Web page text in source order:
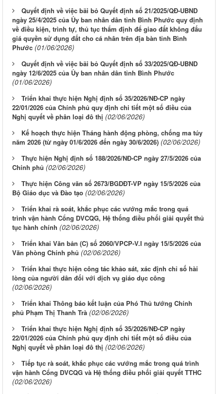
Quyết định về việc bãi bỏ Quyết định số 21/2025/QĐ-UBND
ngày 25/4/2025 của Ủy ban nhân dân tỉnh Bình Phước quy định
về điều kiện, trình tự, thủ tục thẩm định để giao đất không đấu
giá quyền sử dụng đất cho cá nhân trên địa bàn tỉnh Bình
Phước (01/06/2026)
Quyết định về việc bãi bỏ Quyết định số 33/2025/QĐ-UBND
ngày 12/6/2025 của Ủy ban nhân dân tỉnh Bình Phước
(01/06/2026)
Triển khai thực hiện Nghị định số 35/2026/NĐ-CP ngày
22/01/2026 của Chính phủ quy định chi tiết một số điều của
Nghị quyết về phân loại đô thị (02/06/2026)
Kế hoạch thực hiện Tháng hành động phòng, chống ma túy
năm 2026 (từ ngày 01/6/2026 đến ngày 30/6/2026) (02/06/2026)
Thực hiện Nghị định số 188/2026/NĐ-CP ngày 27/5/2026 của
Chính phủ (02/06/2026)
Thực hiện Công văn số 2673/BGDĐT-VP ngày 15/5/2026 của
Bộ Giáo dục và Đào tạo (02/06/2026)
Triển khai rà soát, khắc phục các vướng mắc trong quá
trình vận hành Cổng DVCQG, Hệ thống điều phối giải quyết thủ
tục hành chính (02/06/2026)
Triển khai Văn bản (C) số 2060/VPCP-V.I ngày 15/5/2026 của
Văn phòng Chính phủ (02/06/2026)
Triển khai thực hiện công tác khảo sát, xác định chỉ số hài
lòng của người dân đối với dịch vụ giáo dục công
(02/06/2026)
Triển khai Thông báo kết luận của Phó Thủ tướng Chính
phủ Phạm Thị Thanh Trà (02/06/2026)
Triển khai thực hiện Nghị định số 35/2026/NĐ-CP ngày
22/01/2026 của Chính phủ quy định chi tiết một số điều của
Nghị quyết về phân loại đô thị (02/06/2026)
Tiếp tục rà soát, khắc phục các vướng mắc trong quá trình
vận hành Cổng DVCQG và Hệ thống điều phối giải quyết TTHC
(02/06/2026)